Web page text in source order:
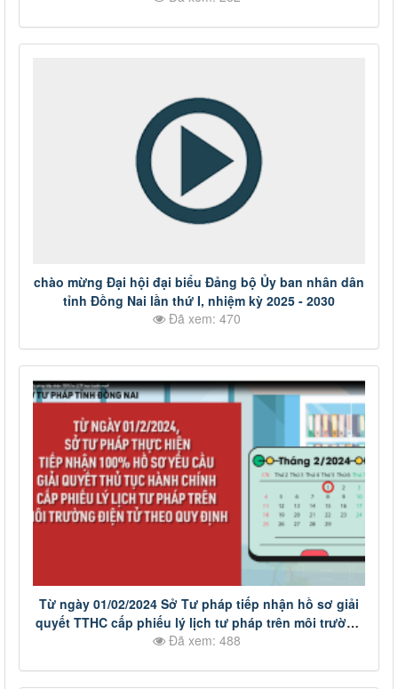
chào mừng Đại hội đại biểu Đảng bộ Ủy ban nhân dân
tỉnh Đồng Nai lần thứ I, nhiệm kỳ 2025 - 2030
Đã xem: 470
Từ ngày 01/02/2024 Sở Tư pháp tiếp nhận hồ sơ giải
quyết TTHC cấp phiếu lý lịch tư pháp trên môi trường
điện tử
Đã xem: 488